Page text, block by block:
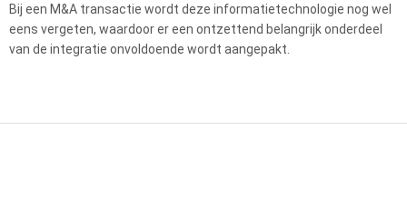
Bij een M&A transactie wordt deze informatietechnologie nog wel
eens vergeten, waardoor er een ontzettend belangrijk onderdeel
van de integratie onvoldoende wordt aangepakt.